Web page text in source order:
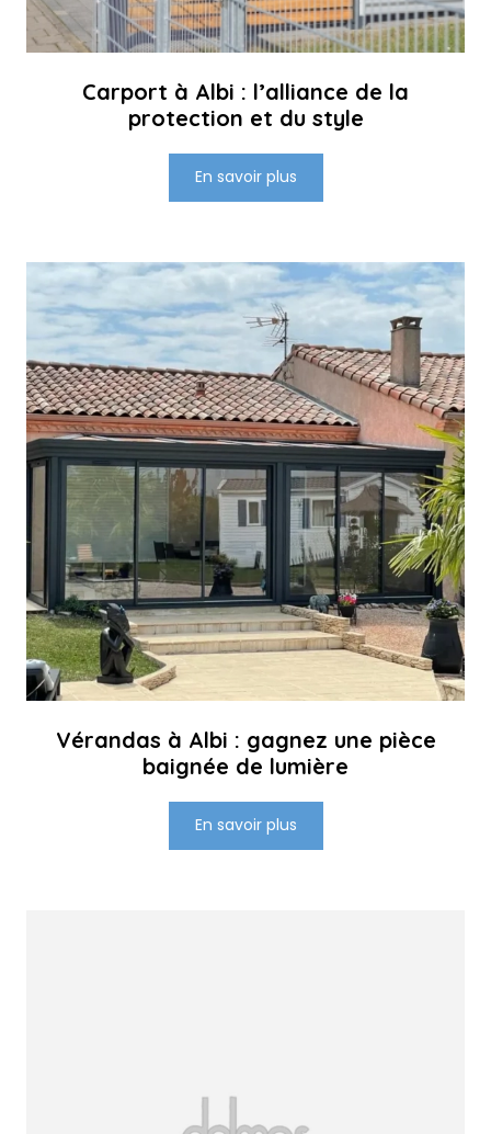
Carport à Albi : l’alliance de la
protection et du style
En savoir plus
Vérandas à Albi : gagnez une pièce
baignée de lumière
En savoir plus